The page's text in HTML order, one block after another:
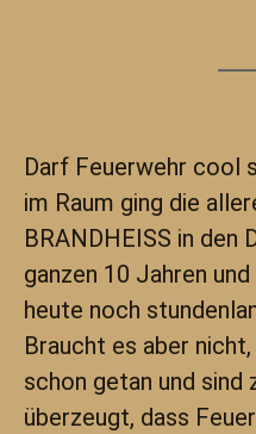
Darf Feuerwehr cool
im Raum ging die
BRANDHEISS in den
ganzen 10 Jahren
heute noch
Braucht es aber
schon getan und sind
überzeugt, dass